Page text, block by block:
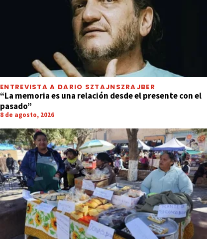
ENTREVISTA A DARIO SZTAJNSZRAJBER
“La memoria es una relación desde el presente con el
pasado”
8 de agosto, 2026